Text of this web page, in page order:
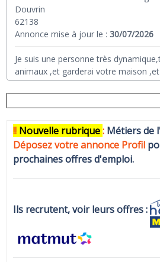
Douvrin
62138
Annonce mise à jour le :30/07/2026
Je suis une personne très
animaux ,et garderai votre maison
!! Nouvelle rubrique: Métiers de
Déposez votre annonce Profil
prochaines offres d'emploi.
Ils recrutent, voir leurs offres :